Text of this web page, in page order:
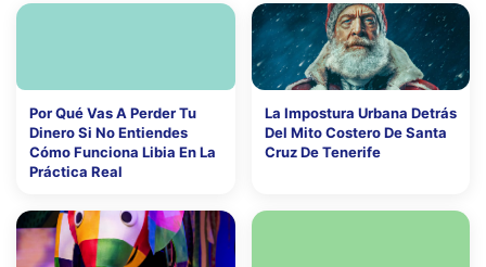
Por Qué Vas A Perder Tu
Dinero Si No Entiendes
Cómo Funciona Libia En La
Práctica Real
La Impostura Urbana Detrás
Del Mito Costero De Santa
Cruz De Tenerife